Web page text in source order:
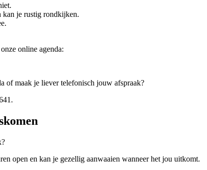
kan je rustig rondkijken.
online agenda:
of maak je liever telefonisch jouw afspraak?
open en kan je gezellig aanwaaien wanneer het jou uitkomt.